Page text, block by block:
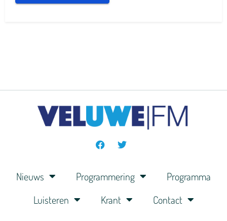
Nieuws Programmering
Programma
Luisteren
Krant Contact